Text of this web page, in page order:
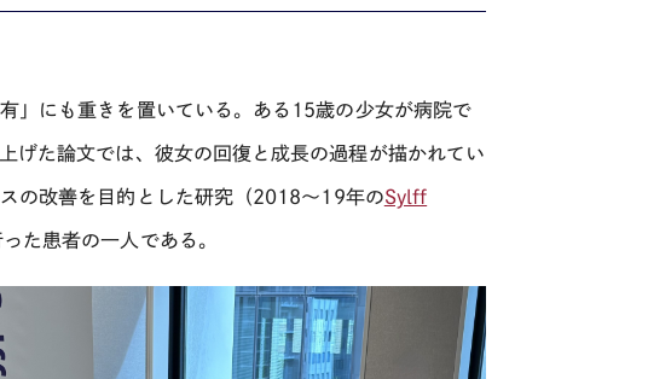
」にも重きを置いている。ある15歳の少女が病院で
げた論文では、彼女の回復と成長の過程が描かれてい
の改善を目的とした研究（2018〜19年のSylff
た患者の一人である。